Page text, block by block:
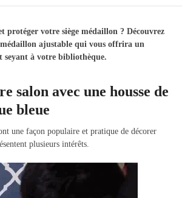
protéger votre siège médaillon ? Découvrez
médaillon ajustable qui vous offrira un
seyant à votre bibliothèque.
salon avec une housse de
bleue
une façon populaire et pratique de décorer
plusieurs intérêts.